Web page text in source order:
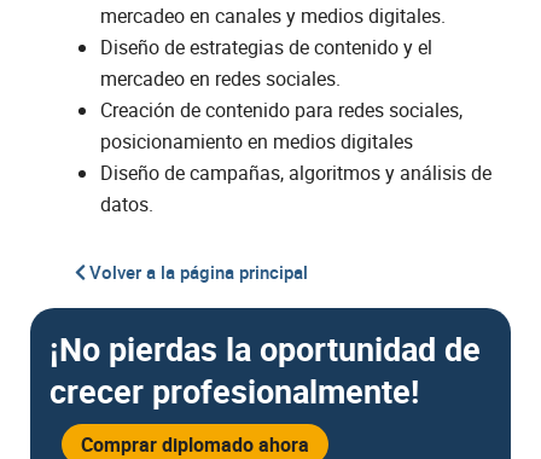
mercadeo en canales y medios digitales.
Diseño de estrategias de contenido y el
mercadeo en redes sociales.
Creación de contenido para redes sociales,
posicionamiento en medios digitales
Diseño de campañas, algoritmos y análisis de
datos.
Volver a la página principal
¡No pierdas la oportunidad de
crecer profesionalmente!
Comprar diplomado ahora